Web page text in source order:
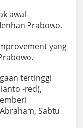
awal
Prabowo.
yang
tertinggi
-red),
Sabtu